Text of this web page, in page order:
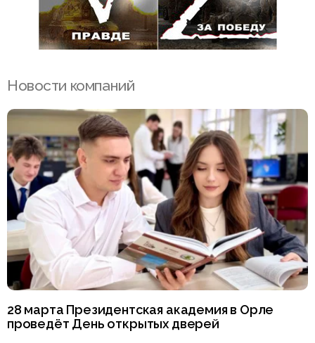
Новости компаний
28 марта Президентская академия в Орле
проведёт День открытых дверей